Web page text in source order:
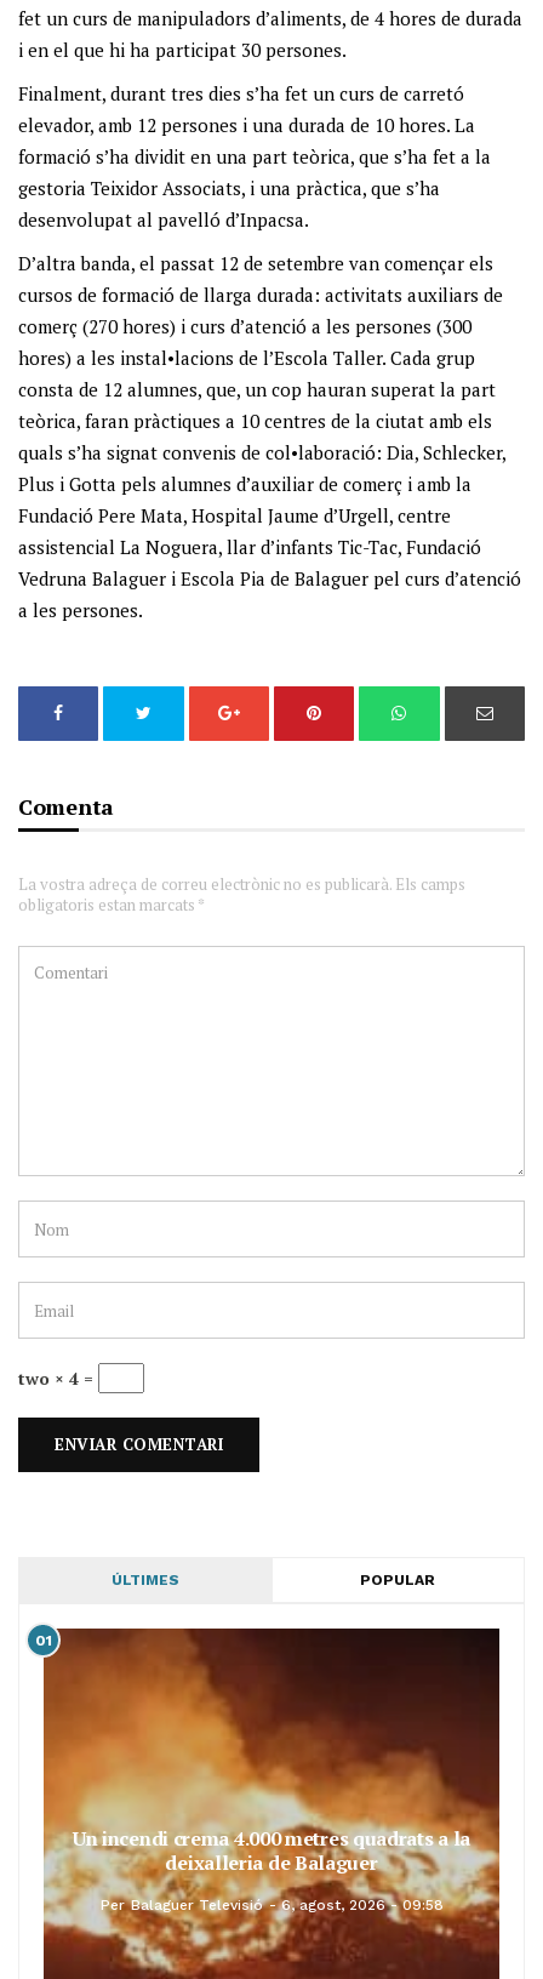
fet un curs de manipuladors d’aliments, de 4 hores de durada
i en el que hi ha participat 30 persones.
Finalment, durant tres dies s’ha fet un curs de carretó
elevador, amb 12 persones i una durada de 10 hores. La
formació s’ha dividit en una part teòrica, que s’ha fet a la
gestoria Teixidor Associats, i una pràctica, que s’ha
desenvolupat al pavelló d’Inpacsa.
D’altra banda, el passat 12 de setembre van començar els
cursos de formació de llarga durada: activitats auxiliars de
comerç (270 hores) i curs d’atenció a les persones (300
hores) a les instal•lacions de l’Escola Taller. Cada grup
consta de 12 alumnes, que, un cop hauran superat la part
teòrica, faran pràctiques a 10 centres de la ciutat amb els
quals s’ha signat convenis de col•laboració: Dia, Schlecker,
Plus i Gotta pels alumnes d’auxiliar de comerç i amb la
Fundació Pere Mata, Hospital Jaume d’Urgell, centre
assistencial La Noguera, llar d’infants Tic-Tac, Fundació
Vedruna Balaguer i Escola Pia de Balaguer pel curs d’atenció
a les persones.
Comenta
La vostra adreça de correu electrònic no es publicarà. Els camps
obligatoris estan marcats *
two × 4 =
ÚLTIMES POPULAR
01
Un incendi crema 4.000 metres quadrats a la
deixalleria de Balaguer
Per Balaguer Televisió 6, agost, 2026 - 09:58